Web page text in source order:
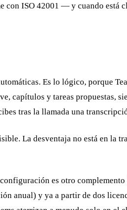
ISO 42001 — y cuando está
Es lo lógico, porque
capítulos y tareas propuestas,
tras la llamada una
La desventaja no está en la
es otro
anual) y ya a partir de dos